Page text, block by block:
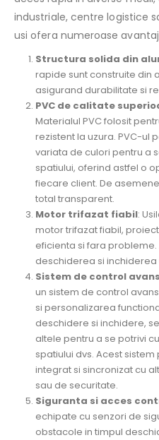
industriale, centre logistice
usi ofera numeroase
Structura solida din
rapide sunt construite din
asigurand durabilitate si
PVC de calitate
Materialul PVC folosit
rezistent la uzura. PVC-ul
variata de culori pentru a
spatiului, oferind astfel o
fiecare client. De
total transparent.
Motor trifazat fiabil:
motor trifazat fiabil,
eficienta si fara
deschiderea si
Sistem de control
un sistem de control
si personalizarea
deschidere si inchidere,
altele pentru a se potrivi
spatiului dvs. Acest
integrat si sincronizat cu
sau de securitate.
Siguranta si acces
echipate cu senzori de
obstacole in timpul